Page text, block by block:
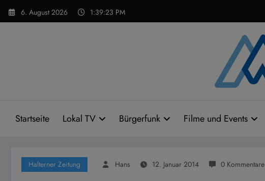
Zum
Inhalt
6. August 2026 1:39:23 PM
Startseite Lokal TV Bürgerfunk Filme und Events
Halterner Zeitung Hans 12. Januar 2014 0 Kommentare